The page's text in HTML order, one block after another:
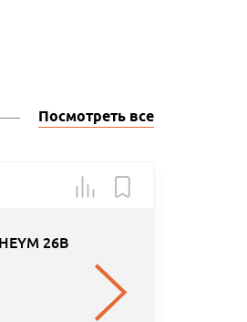
Посмотреть все
26B